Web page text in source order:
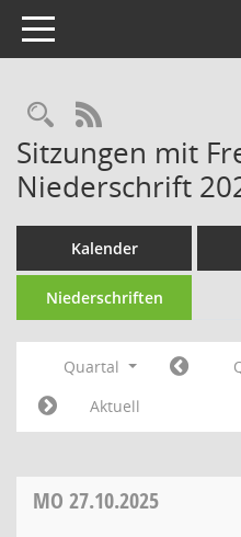
Toggle navigation
RSS-Feed
Sitzungen mit
Niederschrift
Kalender
Niederschriften
Quartal
Aktuell
MO 27.10.2025